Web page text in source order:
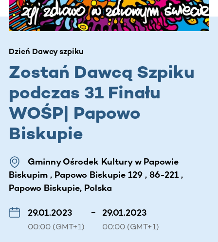
Dzień Dawcy szpiku
Zostań Dawcą Szpiku
podczas 31 Finału
WOŚP| Papowo
Biskupie
Gminny Ośrodek Kultury w Papowie
Biskupim , Papowo Biskupie 129 , 86-221 ,
Papowo Biskupie, Polska
29.01.2023
00:00 (GMT+1)
– 29.01.2023
00:00 (GMT+1)